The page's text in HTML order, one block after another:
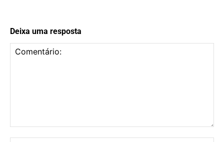
Deixa uma resposta